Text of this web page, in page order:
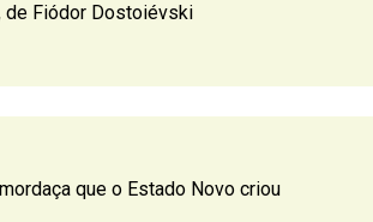
de Fiódor Dostoiévski
que o Estado Novo criou